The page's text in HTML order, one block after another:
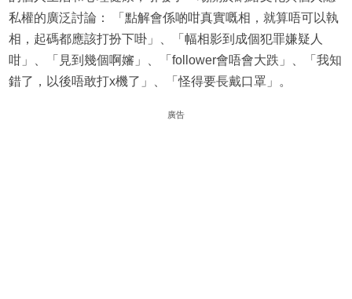
私權的廣泛討論： 「點解會係啲咁真實嘅相，就算唔可以執
相，起碼都應該打扮下啩」、「幅相影到成個犯罪嫌疑人
咁」、「見到幾個啊嬸」、「follower會唔會大跌」、「我知
錯了，以後唔敢打x機了」、「怪得要長戴口罩」。
廣告